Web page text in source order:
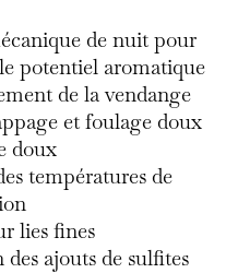
de nuit pour
potentiel aromatique
de la vendange
et foulage doux
doux
températures de
lies fines
ajouts de sulfites